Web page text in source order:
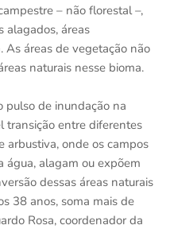
– não florestal –,
alagados, áreas
As áreas de vegetação não
naturais nesse bioma.
pulso de inundação na
transição entre diferentes
arbustiva, onde os campos
água, alagam ou expõem
dessas áreas naturais
38 anos, soma mais de
Rosa, coordenador da